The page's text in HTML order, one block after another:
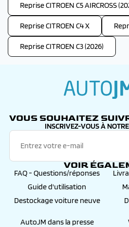
Reprise CITROEN C5 AIRCROSS
Reprise CITROEN C4 X
Reprise CITROEN C3 (2026)
VOUS SOUHAITEZ
INSCRIVEZ-VOUS À
VOIR
FAQ - Questions/réponses
Guide d'utilisation
Destockage voiture neuve
AutoJM dans la presse